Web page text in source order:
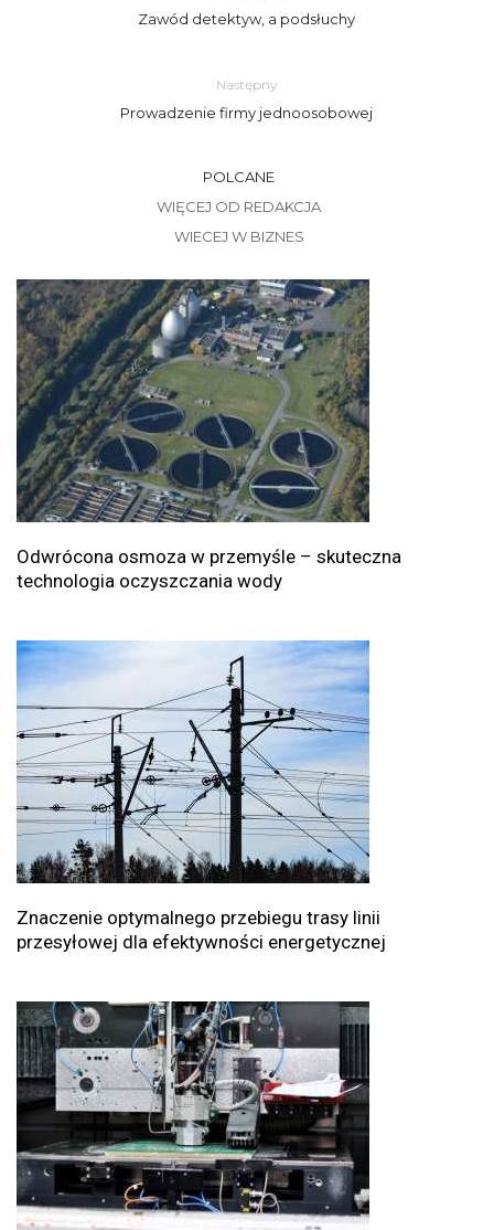
Zawód detektyw, a podsłuchy
Następny
Prowadzenie firmy jednoosobowej
POLCANE
WIĘCEJ OD REDAKCJA
WIECEJ W BIZNES
Odwrócona osmoza w przemyśle – skuteczna
technologia oczyszczania wody
Znaczenie optymalnego przebiegu trasy linii
przesyłowej dla efektywności energetycznej